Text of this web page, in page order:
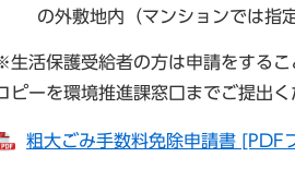
の外敷地内（マンションでは指
生活保護受給者の方は申請をする
ピーを環境推進課窓口までご提出
粗大ごみ手数料免除申請書 [PDF